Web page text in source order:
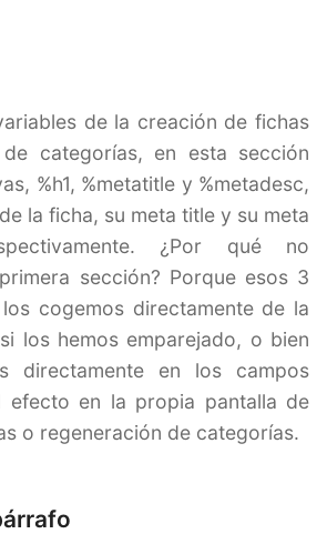
de la creación de fichas
categorías, en esta sección
%h1, %metatitle y %metadesc,
la ficha, su meta title y su meta
¿Por qué no
sección? Porque esos 3
cogemos directamente de la
los hemos emparejado, o bien
directamente en los campos
efecto en la propia pantalla de
o regeneración de categorías.